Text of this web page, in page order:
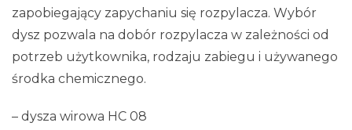
zapobiegający zapychaniu się rozpylacza. Wybór
dysz pozwala na dobór rozpylacza w zależności od
potrzeb użytkownika, rodzaju zabiegu i używanego
środka chemicznego.
– dysza wirowa HC 08